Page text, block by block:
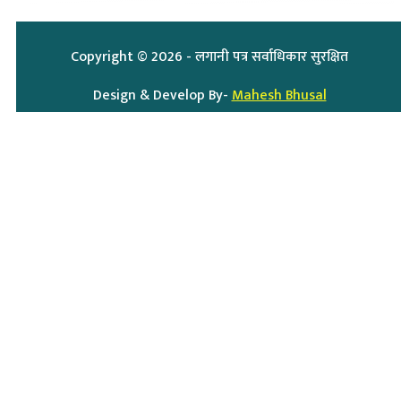
Copyright ©2026 - लगानी पत्र सर्वाधिकार सुरक्षित
Design & Develop By-Mahesh Bhusal